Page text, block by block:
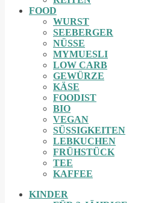
FOOD
WURST
SEEBERGER
NÜSSE
MYMUESLI
LOW CARB
GEWÜRZE
KÄSE
FOODIST
BIO
VEGAN
SÜSSIGKEITEN
LEBKUCHEN
FRÜHSTÜCK
TEE
KAFFEE
KINDER